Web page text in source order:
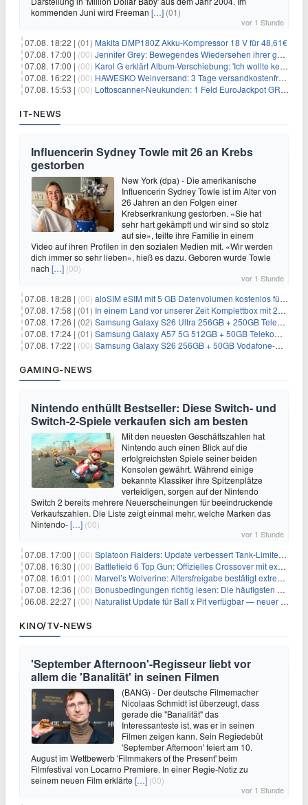
kommenden Juni wird Freeman […] (01)
vor 1 Stunde
07.08. 18:22 | (01) Makita DMP180Z Akku-Kompressor 18 V für 48,61€
07.08. 17:00 | (00) Jennifer Grey: Bewegendes Wiedersehen ihrer geschiedenen Eltern kurz vor dem Tod ihrer Mutter
07.08. 17:00 | (00) Karol G erklärt Album-Verschiebung: 'Ich wollte keine persönliche Situation ausnutzen'
07.08. 16:22 | (00) HAWESKO Weinversand: 3 Tage versandkostenfrei bestellen (MBW 25€)
07.08. 15:53 | (00) Lottoscanner-Neukunden: 1 Feld EuroJackpot GRATIS spielen
IT-NEWS
Influencerin Sydney Towle mit 26 an Krebs
gestorben
New York (dpa) - Die amerikanische
Influencerin Sydney Towle ist im Alter von
26 Jahren an den Folgen einer
Krebserkrankung gestorben. «Sie hat
sehr hart gekämpft und wir sind so stolz
auf sie», teilte ihre Familie in einem
Video auf ihren Profilen in den sozialen Medien mit. «Wir werden
dich immer so sehr lieben», hieß es dazu. Geboren wurde Towle
nach […] (00)
vor 1 Stunde
07.08. 18:28 | (00) aloSIM eSIM mit 5 GB Datenvolumen kostenlos für Windscribe-Pro-Nutzer
07.08. 17:58 | (01) In einem Land vor unserer Zeit Komplettbox mit 27 DVDs für 59,49€
07.08. 17:26 | (02) Samsung Galaxy S26 Ultra 256GB + 250GB Telekom-Netz für 34€/Monat (effektiv 5,42€/Monat)
07.08. 17:24 | (01) Samsung Galaxy A57 5G 512GB + 50GB Telekom-Netz für 20€/Monat (effektiv 3,33€/Monat)
07.08. 17:22 | (00) Samsung Galaxy S26 256GB + 50GB Vodafone-Netz für 19,99€/Monat (effektiv 1,26€/Monat)
GAMING-NEWS
Nintendo enthüllt Bestseller: Diese Switch- und
Switch-2-Spiele verkaufen sich am besten
Mit den neuesten Geschäftszahlen hat
Nintendo auch einen Blick auf die
erfolgreichsten Spiele seiner beiden
Konsolen gewährt. Während einige
bekannte Klassiker ihre Spitzenplätze
verteidigen, sorgen auf der Nintendo
Switch 2 bereits mehrere Neuerscheinungen für beeindruckende
Verkaufszahlen. Die Liste zeigt einmal mehr, welche Marken das
Nintendo-[…] (00)
vor 1 Stunde
07.08. 17:00 | (00) Splatoon Raiders: Update verbessert Tank-Limiter und behebt Bugs
07.08. 16:30 | (00) Battlefield 6 Top Gun: Offizielles Crossover mit exklusiven Inhalten angekündigt
07.08. 16:01 | (00) Marvel’s Wolverine: Altersfreigabe bestätigt extreme Gewalt und düstere Szenen
07.08. 12:36 | (00) Bonusbedingungen richtig lesen: Die häufigsten Stolperfallen
06.08. 22:27 | (00) Naturalist Update für Ball x Pit verfügbar — neuer Content auf allen Plattformen
KINO/TV-NEWS
'September Afternoon'-Regisseur liebt vor
allem die 'Banalität' in seinen Filmen
(BANG) - Der deutsche Filmemacher
Nicolaas Schmidt ist überzeugt, dass
gerade die "Banalität" das
Interessanteste ist, was er in seinen
Filmen zeigen kann. Sein Regiedebüt
'September Afternoon' feiert am 10.
August im Wettbewerb 'Filmmakers of the Present' beim
Filmfestival von Locarno Premiere. In einer Regie-Notiz zu
seinem neuen Film erklärte […] (00)
vor 1 Stunde